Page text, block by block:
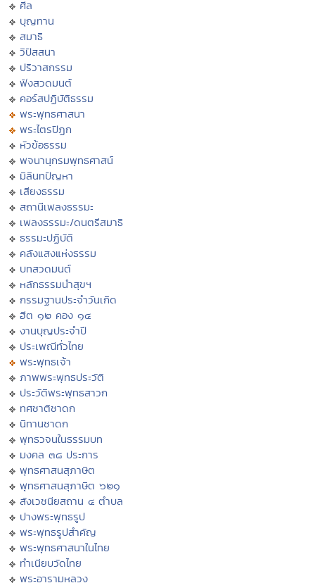
ศีล
บุญทาน
สมาธิ
วิปัสสนา
ปริวาสกรรม
ฟังสวดมนต์
คอร์สปฏิบัติธรรม
พระพุทธศาสนา
พระไตรปิฏก
หัวข้อธรรม
พจนานุกรมพุทธศาสน์
มิลินทปัญหา
เสียงธรรม
สถานีเพลงธรรมะ
เพลงธรรมะ/ดนตรีสมาธิ
ธรรมะปฏิบัติ
คลังแสงแห่งธรรม
บทสวดมนต์
หลักธรรมนำสุขฯ
กรรมฐานประจำวันเกิด
ฮีต ๑๒ คอง ๑๔
งานบุญประจำปี
ประเพณีทั่วไทย
พระพุทธเจ้า
ภาพพระพุทธประวัติ
ประวัติพระพุทธสาวก
ทศชาติชาดก
นิทานชาดก
พุทธวจนในธรรมบท
มงคล ๓๘ ประการ
พุทธศาสนสุภาษิต
พุทธศาสนสุภาษิต ๖๒๑
สังเวชนียสถาน ๔ ตำบล
ปางพระพุทธรูป
พระพุทธรูปสำคัญ
พระพุทธศาสนาในไทย
ทำเนียบวัดไทย
พระอารามหลวง